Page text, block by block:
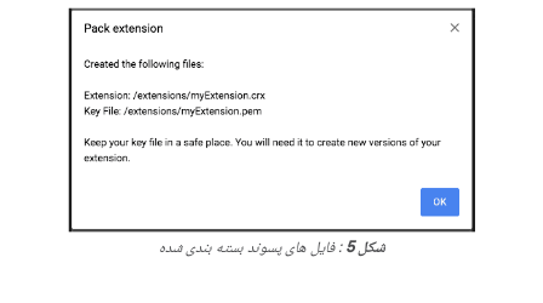
شکل 5 : فایل های پسوند بسته بندی شده